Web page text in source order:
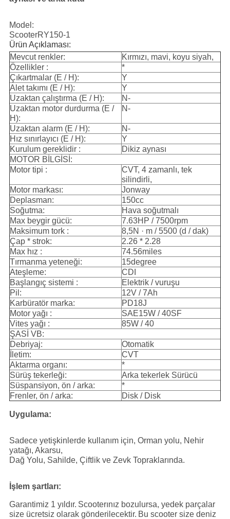
Model:
ScooterRY150-1
Ürün Açıklaması:
Mevcut renkler:
Kırmızı, mavi, koyu siyah,
Özellikler :
*
Çıkartmalar (E / H):
Y
Alet takımı (E / H):
Y
Uzaktan çalıştırma (E / H):
N-
Uzaktan motor durdurma (E /
H):
N-
Uzaktan alarm (E / H):
N-
Hız sınırlayıcı (E / H):
Y
Kurulum gereklidir :
Dikiz aynası
MOTOR BİLGİSİ:
Motor tipi :
CVT, 4 zamanlı, tek
silindirli,
Motor markası:
Jonway
Deplasman:
150cc
Soğutma:
Hava soğutmalı
Max beygir gücü:
7.63HP / 7500rpm
Maksimum tork :
8,5N · m / 5500 (d / dak)
Çap * strok:
2.26 * 2.28
Max hız :
74.56miles
Tırmanma yeteneği:
15degree
Ateşleme:
CDI
Başlangıç ​​sistemi :
Elektrik / vuruşu
Pil:
12V / 7Ah
Karbüratör marka:
PD18J
Motor yağı :
SAE15W / 40SF
Vites yağı :
85W / 40
ŞASİ VB:
Debriyaj:
Otomatik
İletim:
CVT
Aktarma organı:
*
Sürüş tekerleği:
Arka tekerlek Sürücü
Süspansiyon, ön / arka:
*
Frenler, ön / arka:
Disk / Disk
Uygulama:
Sadece yetişkinlerde kullanım için, Orman yolu, Nehir
yatağı, Akarsu,
Dağ Yolu, Sahilde, Çiftlik ve Zevk Topraklarında.
İşlem şartları:
Garantimiz 1 yıldır. Scooterınız bozulursa, yedek parçalar
size ücretsiz olarak gönderilecektir. Bu scooter size deniz